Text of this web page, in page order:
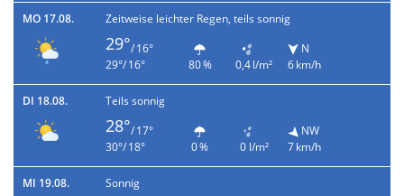
MO 17.08. Zeitweise leichter Regen, teils sonnig
29°/ 16°
29°/ 16°
80 % 0,4 l/m²
N
6 km/h
DI 18.08. Teils sonnig
28°/ 17°
30°/ 18°
0 % 0 l/m²
NW
7 km/h
MI 19.08. Sonnig